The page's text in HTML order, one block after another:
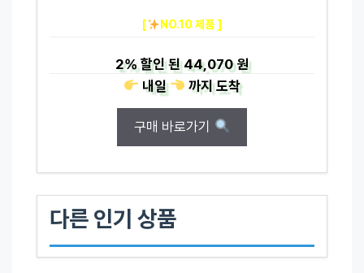
[ NO.10 제품 ]
2%할인 된44,070 원
내일
까지도착
구매 바로가기
다른 인기 상품